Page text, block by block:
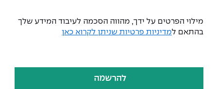
Consent
מילוי הפרטים על ידך, מהווה הסכמה לעיבוד המידע שלך
בהתאם למדיניות פרטיות שניתן לקרוא כאן